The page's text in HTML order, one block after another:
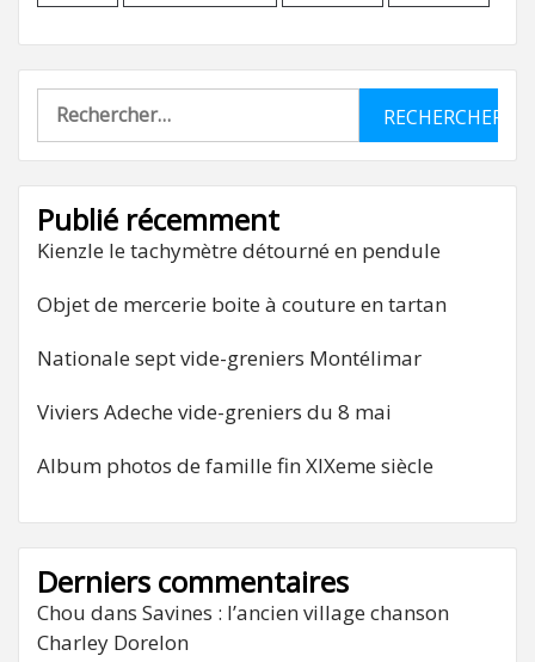
Rechercher :
Publié récemment
Kienzle le tachymètre détourné en pendule
Objet de mercerie boite à couture en tartan
Nationale sept vide-greniers Montélimar
Viviers Adeche vide-greniers du 8 mai
Album photos de famille fin XIXeme siècle
Derniers commentaires
Chou dans Savines : l’ancien village chanson
Charley Dorelon